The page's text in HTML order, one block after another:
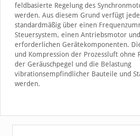
feldbasierte Regelung des
werden. Aus diesem Grund verfügt
standardmäßig über einen
Steuersystem, einen Antriebsmotor
erforderlichen Gerätekomponenten.
und Kompression der Prozessluft ohne
der Geräuschpegel und die Belastung
vibrationsempfindlicher Bauteile und
werden.